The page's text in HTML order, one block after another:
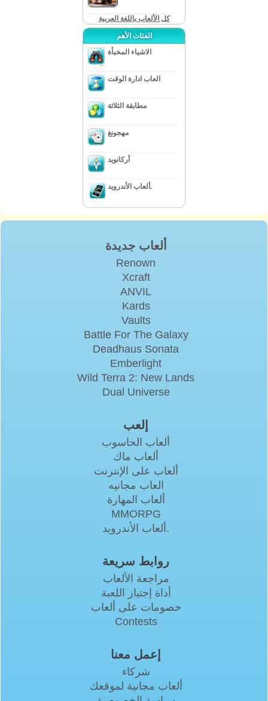
كل الألعاب باللغة العربية
الفئات الأهم
الاشياء المخبأة
العاب ادارة الوقت
مطابقة الثلاثة
مهجونغ
أركانويد
ألعاب الأندرويد.
ألعاب جديدة
Renown
Xcraft
ANVIL
Kards
Vaults
Battle For The Galaxy
Deadhaus Sonata
Emberlight
Wild Terra 2: New Lands
Dual Universe
إلعب
ألعاب الحاسوب
ألعاب ماك
ألعاب على الإنترنت
العاب مجانيه
ألعاب المهارة
MMORPG
ألعاب الأندرويد.
روابط سريعة
مراجعة الألعاب
أداة إجتياز اللعبة
خصومات على ألعاب
Contests
إعمل معنا
شركاء
ألعاب مجانية لموقعك